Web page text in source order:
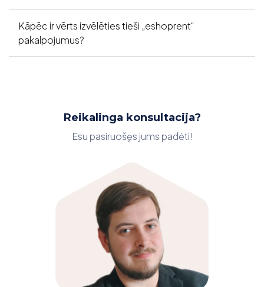
Kāpēc ir vērts izvēlēties tieši „eshoprent“
pakalpojumus?
Reikalinga konsultacija?
Esu pasiruošęs jums padėti!